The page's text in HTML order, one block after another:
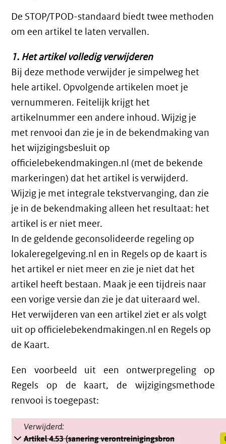
De STOP/TPOD-standaard biedt twee methoden
om een artikel te laten vervallen.
1. Het artikel volledig verwijderen
Bij deze methode verwijder je simpelweg het
hele artikel. Opvolgende artikelen moet je
vernummeren. Feitelijk krijgt het
artikelnummer een andere inhoud. Wijzig je
met renvooi dan zie je in de bekendmaking van
het wijzigingsbesluit op
officielebekendmakingen.nl (met de bekende
markeringen) dat het artikel is verwijderd.
Wijzig je met integrale tekstvervanging, dan zie
je in de bekendmaking alleen het resultaat: het
artikel is er niet meer.
In de geldende geconsolideerde regeling op
lokaleregelgeving.nl en in Regels op de kaart is
het artikel er niet meer en zie je niet dat het
artikel heeft bestaan. Maak je een tijdreis naar
een vorige versie dan zie je dat uiteraard wel.
Het verwijderen van een artikel ziet er als volgt
uit op officielebekendmakingen.nl en Regels op
de Kaart.
Een voorbeeld uit een ontwerpregeling op
Regels op de kaart, de wijzigingsmethode
renvooi is toegepast: